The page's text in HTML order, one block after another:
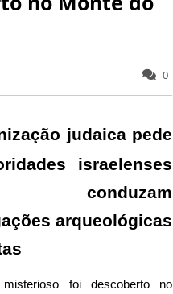
0
judaica pede
israelenses
conduzam
arqueológicas
foi descoberto no